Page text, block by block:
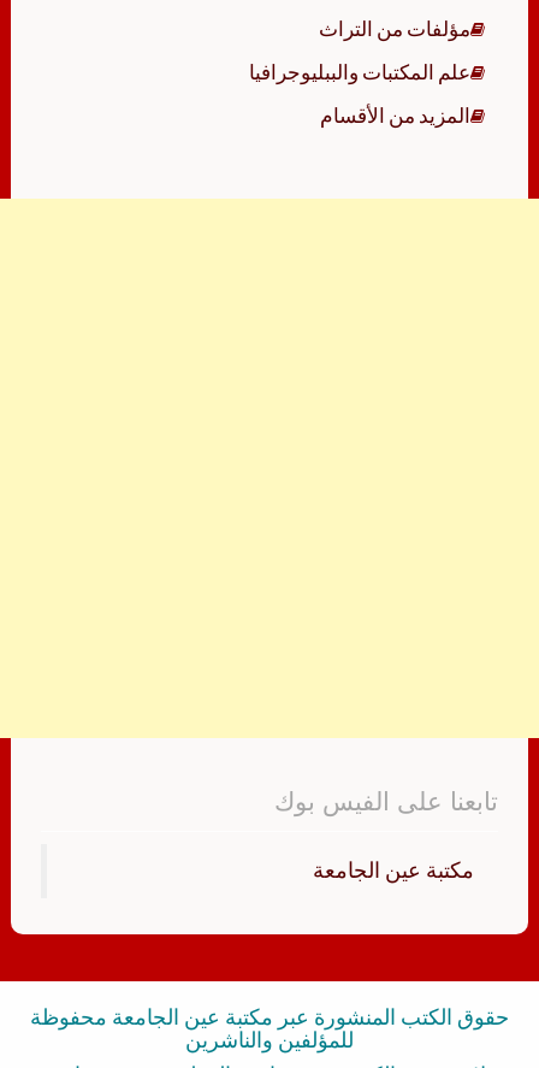
مؤلفات من التراث
علم المكتبات والببليوجرافيا
المزيد من الأقسام
تابعنا على الفيس بوك
‏مكتبة عين الجامعة‏
حقوق الكتب المنشورة عبر مكتبة عين الجامعة محفوظة
للمؤلفين والناشرين